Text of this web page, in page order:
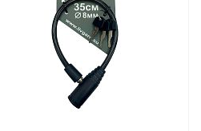
Купить в 1 клик
В избранное В наличии